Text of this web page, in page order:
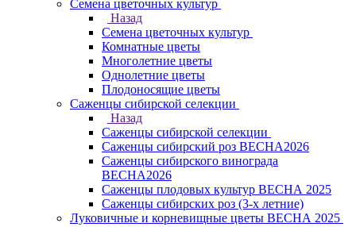
Семена цветочных культур
Назад
Семена цветочных культур
Комнатные цветы
Многолетние цветы
Однолетние цветы
Плодоносящие цветы
Саженцы сибирской селекции
Назад
Саженцы сибирской селекции
Саженцы сибирский роз ВЕСНА2026
Саженцы сибирского винограда
ВЕСНА2026
Саженцы плодовых культур ВЕСНА 2025
Саженцы сибирских роз (3-х летние)
Луковичные и корневищные цветы ВЕСНА 2025